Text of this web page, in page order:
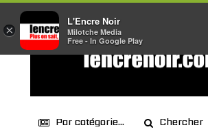
Par catégorie... Chercher
×
L'Encre Noir
Milotche Media
Free - In Google Play